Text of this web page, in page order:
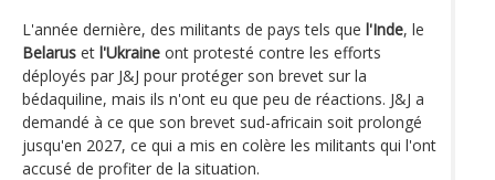
L'année dernière, des militants de pays tels que l'Inde, le
Belarus et l'Ukraine ont protesté contre les efforts
déployés par J&J pour protéger son brevet sur la
bédaquiline, mais ils n'ont eu que peu de réactions. J&J a
demandé à ce que son brevet sud-africain soit prolongé
jusqu'en 2027, ce qui a mis en colère les militants qui l'ont
accusé de profiter de la situation.